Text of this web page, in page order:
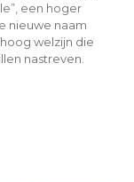
een hoger
nieuwe naam
welzijn die
nastreven.